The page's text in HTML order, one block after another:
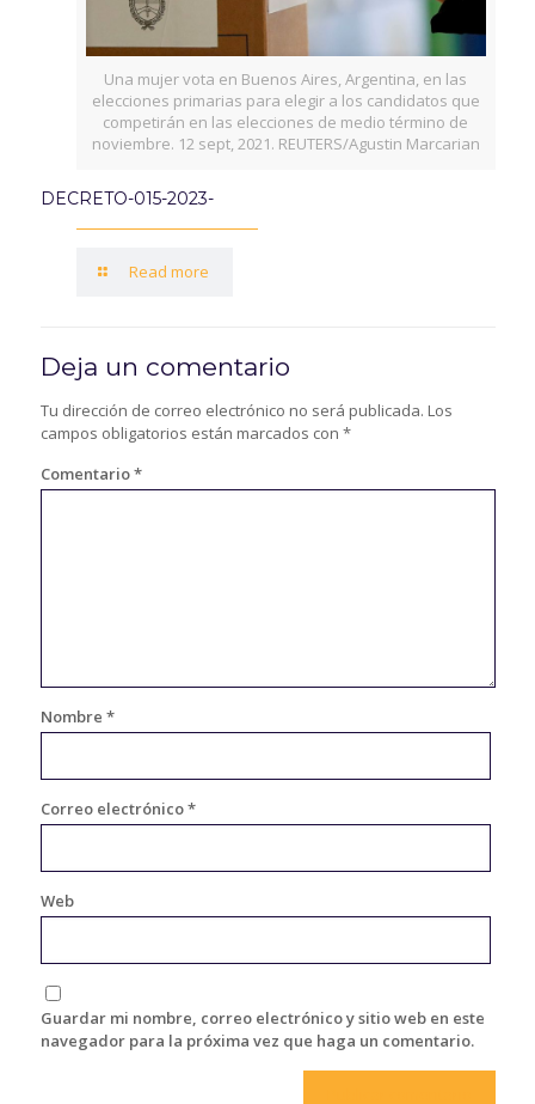
Una mujer vota en Buenos Aires, Argentina, en las
elecciones primarias para elegir a los candidatos que
competirán en las elecciones de medio término de
noviembre. 12 sept, 2021. REUTERS/Agustin Marcarian
DECRETO-015-2023-
Read more
Deja un comentario
Tu dirección de correo electrónico no será publicada. Los
campos obligatorios están marcados con *
Comentario*
Nombre *
Correo electrónico*
Web
Guardar mi nombre, correo electrónico y sitio web en este
navegador para la próxima vez que haga un comentario.